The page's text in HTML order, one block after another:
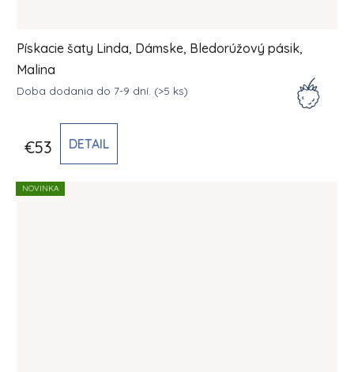
Pískacie šaty Linda, Dámske, Bledorúžový pásik,
Malina
Doba dodania do 7-9 dní. (>5 ks)
€53 DETAIL
NOVINKA